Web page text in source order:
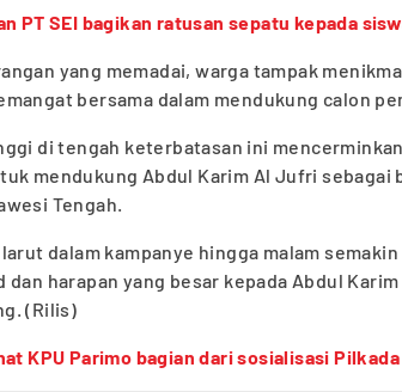
PT SEI bagikan ratusan sepatu kepada
yang memadai, warga tampak
bersama dalam mendukung calon
di tengah keterbatasan ini
mendukung Abdul Karim Al Jufri sebagai
Tengah.
dalam kampanye hingga malam
dan harapan yang besar kepada Abdul
(Rilis)
KPU Parimo bagian dari sosialisasi